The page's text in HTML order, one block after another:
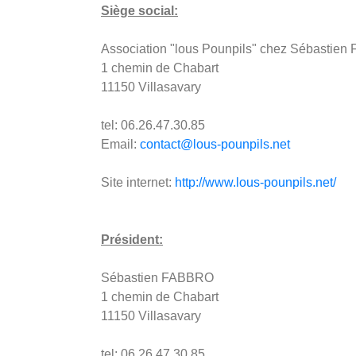
Siège social:
Association "lous Pounpils" chez Sébastien
1 chemin de Chabart
11150 Villasavary
tel: 06.26.47.30.85
Email: contact@lous-pounpils.net
Site internet: http://www.lous-pounpils.net/
Président:
Sébastien FABBRO
1 chemin de Chabart
11150 Villasavary